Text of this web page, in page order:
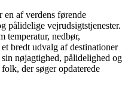
en af verdens førende
pålidelige vejrudsigtstjenester.
temperatur, nedbør,
bredt udvalg af destinationer
nøjagtighed, pålidelighed og
der søger opdaterede